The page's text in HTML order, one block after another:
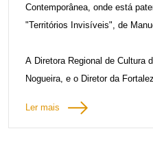
Contemporânea, onde está
"Territórios Invisíveis", de
A Diretora Regional de Cultura
Nogueira, e o Diretor da
cada uma das celas que
a conhecer a história do
Ler mais